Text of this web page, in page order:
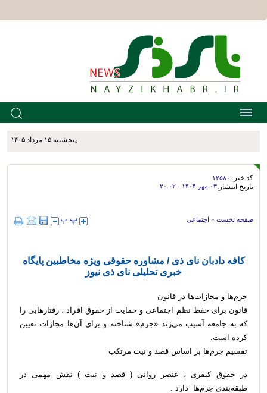
پنجشنبه ۱۵ مرداد ۱۴۰۵
کد خبر: ۱۲۵۸۰
تاریخ انتشار:۰۳ مهر ۱۴۰۴ - ۲۰:۰۲
صفحه نخست » اجتماعی
کافه دادبان نای ذی / مشاوره حقوقی ویژه مخاطبین پایگاه
خبری تحلیلی نای ذی نیوز
جرم‌ها و مجازات‌ها در قانون
قانون برای حفظ نظم اجتماعی و حمایت از حقوق افراد ، رفتارهایی را
که به جامعه آسیب می‌زند «جرم» شناخته و برای آن‌ها مجازات تعیین
کرده است.
تقسیم جرم‌ها بر اساس قصد و نیت مرتکب
در حقوق کیفری ، عنصر روانی ( قصد و نیت ) نقش مهمی در
طبقه‌بندی جرم‌ها دارد .